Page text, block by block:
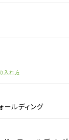
入れ方
ールディング